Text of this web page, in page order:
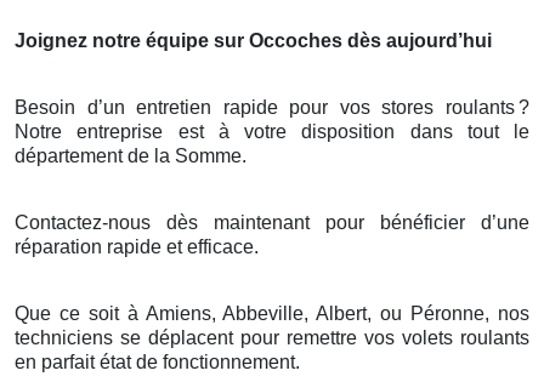
Joignez notre équipe sur Occoches dès aujourd’hui
Besoin d’un entretien rapide pour vos stores roulants?
Notre entreprise est à votre disposition dans tout le
département de la Somme.
Contactez-nous dès maintenant pour bénéficier d’une
réparation rapide et efficace.
Que ce soit à Amiens, Abbeville, Albert, ou Péronne, nos
techniciens se déplacent pour remettre vos volets roulants
en parfait état de fonctionnement.